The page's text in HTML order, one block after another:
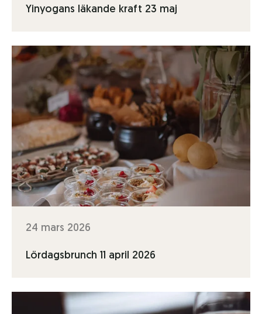
Yinyogans läkande kraft 23 maj
24 mars 2026
Lördagsbrunch 11 april 2026